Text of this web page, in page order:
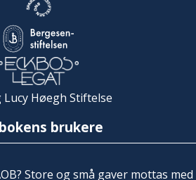
Lucy Høegh Stiftelse
brukere
Store og små gaver mottas med